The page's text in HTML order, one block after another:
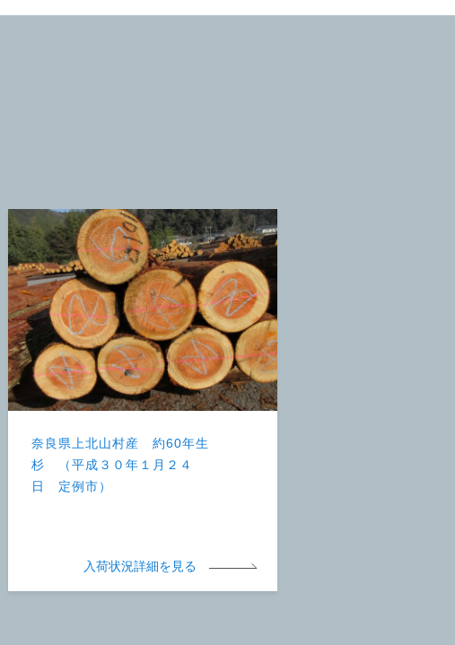
奈良県上北山村産 約60年生
杉 （平成３０年１月２４
日 定例市）
入荷状況詳細を見る